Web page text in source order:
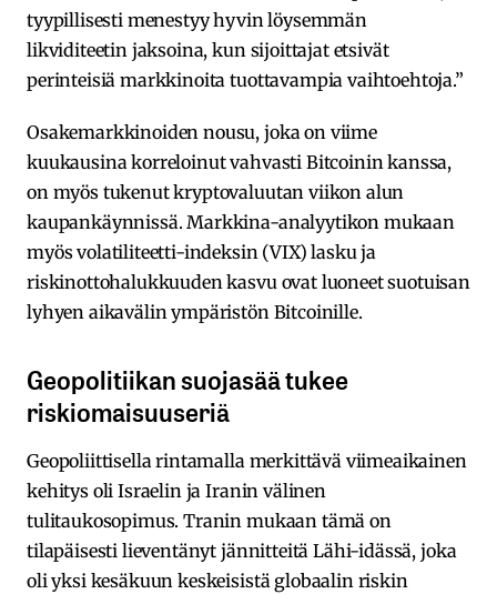
tyypillisesti menestyy hyvin löysemmän
likviditeetin jaksoina, kun sijoittajat etsivät
perinteisiä markkinoita tuottavampia vaihtoehtoja.”
Osakemarkkinoiden nousu, joka on viime
kuukausina korreloinut vahvasti Bitcoinin kanssa,
on myös tukenut kryptovaluutan viikon alun
kaupankäynnissä. Markkina-analyytikon mukaan
myös volatiliteetti-indeksin (VIX) lasku ja
riskinottohalukkuuden kasvu ovat luoneet suotuisan
lyhyen aikavälin ympäristön Bitcoinille.
Geopolitiikan suojasää tukee
riskiomaisuuseriä
Geopoliittisella rintamalla merkittävä viimeaikainen
kehitys oli Israelin ja Iranin välinen
tulitaukosopimus. Tranin mukaan tämä on
tilapäisesti lieventänyt jännitteitä Lähi-idässä, joka
oli yksi kesäkuun keskeisistä globaalin riskin